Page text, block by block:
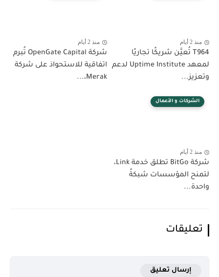
منذ 2 أيام
T964 تُعيَّن شريكًا تجاريًا
لمعهد Uptime Institute لدعم
وتعزيز...
منذ 2 أيام
شركة OpenGate Capital تُبرم
اتفاقية للاستحواذ على شركة
Merak،...
الشركات و الأعمال
منذ 2 أيام
شركة BitGo تطلق خدمة Link،
لتمنح المؤسسات شبكةً
واحدة...
تعليقات
إرسال تعليق